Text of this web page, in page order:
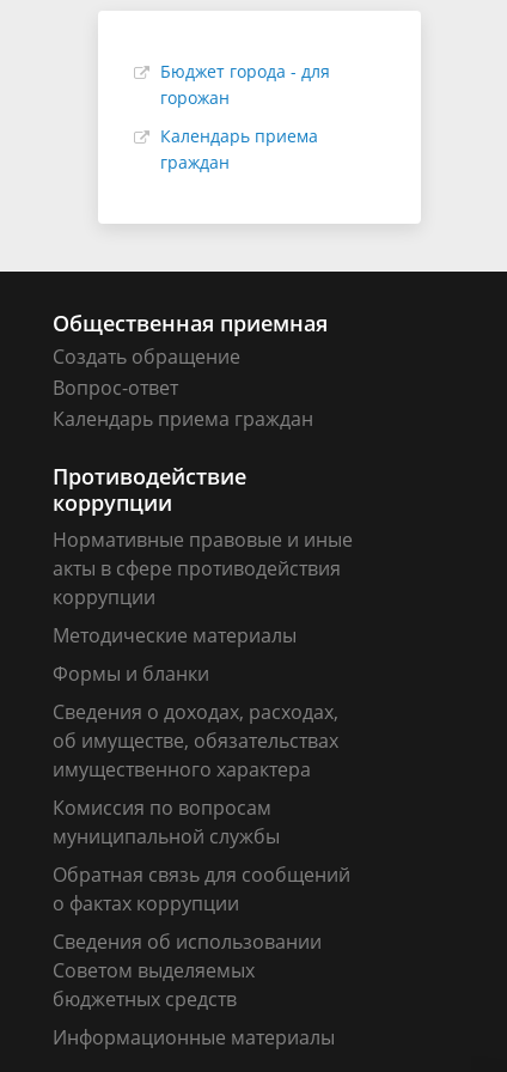
Бюджет города - для
горожан
Календарь приема
граждан
Общественная приемная
Создать обращение
Вопрос-ответ
Календарь приема граждан
Противодействие
коррупции
Нормативные правовые и иные
акты в сфере противодействия
коррупции
Методические материалы
Формы и бланки
Сведения о доходах, расходах,
об имуществе, обязательствах
имущественного характера
Комиссия по вопросам
муниципальной службы
Обратная связь для сообщений
о фактах коррупции
Сведения об использовании
Советом выделяемых
бюджетных средств
Информационные материалы